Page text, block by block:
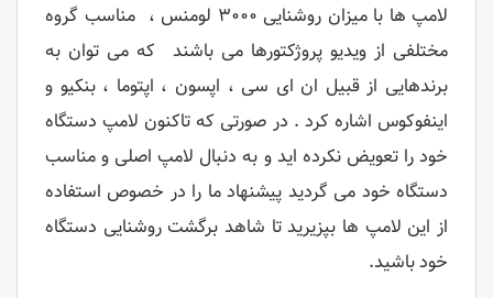
لامپ ها با میزان روشنایی ۳۰۰۰ لومنس ، مناسب گروه
مختلفی از ویدیو پروژکتورها می باشند که می توان به
برندهایی از قبیل ان ای سی ، اپسون ، اپتوما ، بنکیو و
اینفوکوس اشاره کرد . در صورتی که تاکنون لامپ دستگاه
خود را تعویض نکرده اید و به دنبال لامپ اصلی و مناسب
دستگاه خود می گردید پیشنهاد ما را در خصوص استفاده
از این لامپ ها بپزیرید تا شاهد برگشت روشنایی دستگاه
خود باشید.